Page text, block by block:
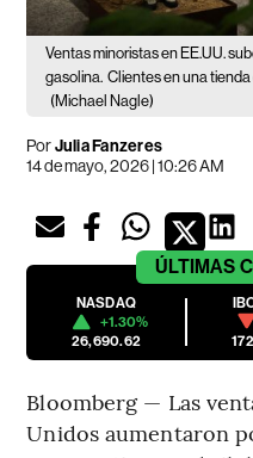
Ventas minoristas en EE.UU.
gasolina. Clientes en una
(Michael Nagle)
PorJulia Fanzeres
14 de mayo, 2026 | 10:26 AM
ÚLTIMAS
NASDAQ
+1.30%
26,690.62
Bloomberg — Las
Unidos aumentaron